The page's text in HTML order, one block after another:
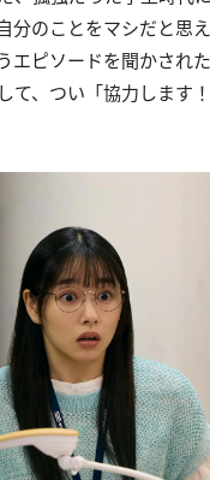
分のことをマシだと思
エピソードを聞かされ
て、つい「協力します